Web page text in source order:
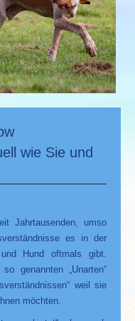
wie Sie und
Jahrtausenden, umso
es in der
Hund oftmals gibt.
genannten „Unarten“
weil sie
möchten.